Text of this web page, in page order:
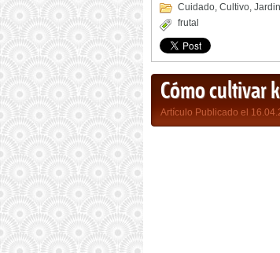
Cuidado, Cultivo,
frutal
Cómo cultivar
Artículo Publicado el